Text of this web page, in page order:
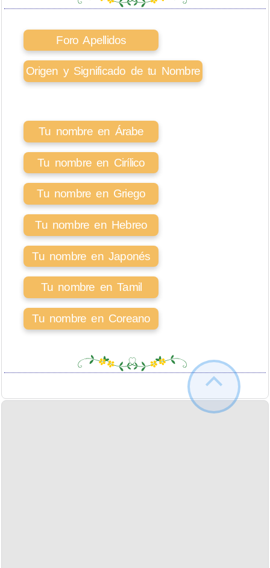
Foro Apellidos
Origen y Significado de tu Nombre
Tu nombre en Árabe
Tu nombre en Cirílico
Tu nombre en Griego
Tu nombre en Hebreo
Tu nombre en Japonés
Tu nombre en Tamil
Tu nombre en Coreano